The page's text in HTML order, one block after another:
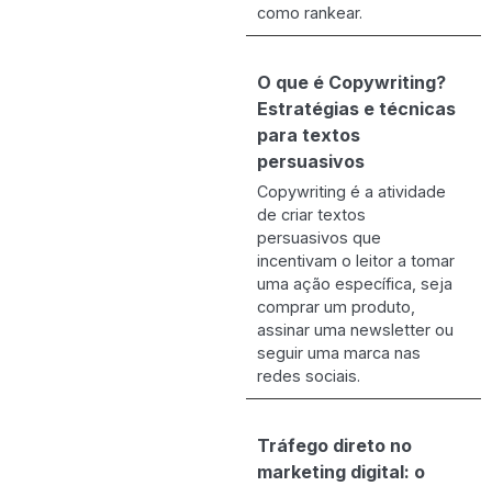
como rankear.
O que é Copywriting?
Estratégias e técnicas
para textos
persuasivos
Copywriting é a atividade
de criar textos
persuasivos que
incentivam o leitor a tomar
uma ação específica, seja
comprar um produto,
assinar uma newsletter ou
seguir uma marca nas
redes sociais.
Tráfego direto no
marketing digital: o